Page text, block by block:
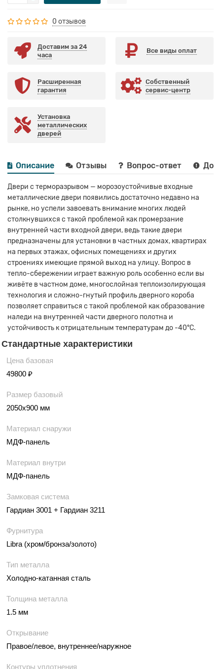
0 отзывов
Доставим за 24
часа
Все виды оплат
Расширенная
гарантия
Собственный
сервис-центр
Установка
металлических
дверей
Описание Отзывы Вопрос-ответ
Двери с терморазрывом — морозоустойчивые входные
металлические двери появились достаточно недавно на
рынке, но успели завоевать внимание многих людей
столкнувшихся с такой проблемой как промерзание
внутренней части входной двери, ведь такие двери
предназначены для установки в частных домах, квартирах
на первых этажах, офисных помещениях и других
строениях имеющие прямой выход на улицу. Вопрос в
тепло-сбережении играет важную роль особенно если вы
живёте в частном доме, многослойная теплоизолирующая
технология и сложно-гнутый профиль дверного короба
позволяет справиться с такой проблемой как образование
наледи на внутренней части дверного полотна и
устойчивость к отрицательным температурам до -40°С.
Стандартные характеристики
Цена базовая
49800 ₽
Размер базовый
2050х900 мм
Материал снаружи
МДФ-панель
Материал внутри
МДФ-панель
Замковая система
Гардиан 3001 + Гардиан 3211
Фурнитура
Libra (хром/бронза/золото)
Тип металла
Холодно-катанная сталь
Толщина металла
1.5 мм
Открывание
Правое/левое, внутреннее/наружное
Контуры уплотнения